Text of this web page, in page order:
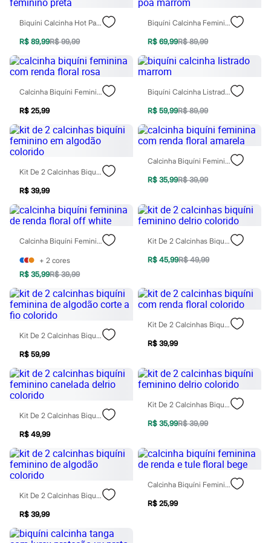
Todos os produtos
Infantil
Em alta
Arrumadinho para os meninos
Inverno
Novidades
0 a 24 meses
1 a 5 anos
4 a 12 anos
10 a 16 anos
Roupas menino
0 a 24 meses
1 a 5 anos
4 a 12 anos
Acessórios
Recém-nascido
Bolsas e Mochilas
Chapéus
Calçados
Botas
Chinelos
Pantufas
Rasteirinhas
Sandálias
Tênis
Diversão
Marcas
Baby Club
Miss Fifteen
Palomino
Moda íntima
Calcinhas
Cuecas
Meias
Pijamas
Moda praia
Blusas de proteção
Sungas
Personagens
Disney
Hello Kitty
Homem Aranha
Minecraft
Biquíni Calcinha Hot Pant Feminino Preta
R$ 89,99R$ 99,99
Biquíni Calcinha Feminino Poá Marrom
R$ 69,99R$ 89,99
Calcinha Biquíni Feminina Com Renda Floral Rosa
R$ 25,99
Biquíni Calcinha Listrado Marrom
R$ 59,99R$ 89,99
Kit De 2 Calcinhas Biquíni Feminino Em Algodão Colorido
R$ 39,99
Calcinha Biquíni Feminina Com Renda Floral Amarela
R$ 35,99R$ 39,99
Calcinha Biquíni Feminina De Renda Floral Off White
+ 2 cores
R$ 35,99R$ 39,99
Kit De 2 Calcinhas Biquíni Feminino Delrio Colorido
R$ 45,99R$ 49,99
Kit De 2 Calcinhas Biquíni Feminina De Algodão Corte A Fio Colorido
R$ 59,99
Kit De 2 Calcinhas Biquíni Com Renda Floral Colorido
R$ 39,99
Kit De 2 Calcinhas Biquíni Feminino Canelada Delrio Colorido
R$ 49,99
Kit De 2 Calcinhas Biquíni Feminino Delrio Colorido
R$ 35,99R$ 39,99
Kit De 2 Calcinhas Biquíni Feminino De Algodão Colorido
R$ 39,99
Calcinha Biquíni Feminina De Renda E Tule Floral Bege
R$ 25,99